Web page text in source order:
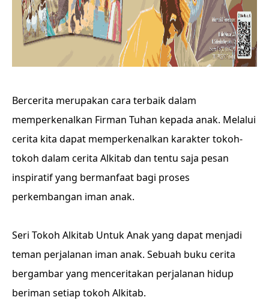
Bercerita merupakan cara terbaik dalam
memperkenalkan Firman Tuhan kepada anak. Melalui
cerita kita dapat memperkenalkan karakter tokoh-
tokoh dalam cerita Alkitab dan tentu saja pesan
inspiratif yang bermanfaat bagi proses
perkembangan iman anak.
Seri Tokoh Alkitab Untuk Anak yang dapat menjadi
teman perjalanan iman anak. Sebuah buku cerita
bergambar yang menceritakan perjalanan hidup
beriman setiap tokoh Alkitab.